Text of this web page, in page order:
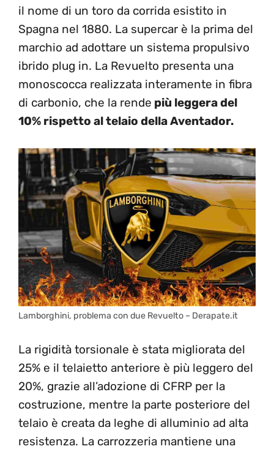
il nome di un toro da corrida esistito in
Spagna nel 1880. La supercar è la prima del
marchio ad adottare un sistema propulsivo
ibrido plug in. La Revuelto presenta una
monoscocca realizzata interamente in fibra
di carbonio, che la rende più leggera del
10% rispetto al telaio della Aventador.
Lamborghini, problema con due Revuelto – Derapate.it
La rigidità torsionale è stata migliorata del
25% e il telaietto anteriore è più leggero del
20%, grazie all’adozione di CFRP per la
costruzione, mentre la parte posteriore del
telaio è creata da leghe di alluminio ad alta
resistenza. La carrozzeria mantiene una